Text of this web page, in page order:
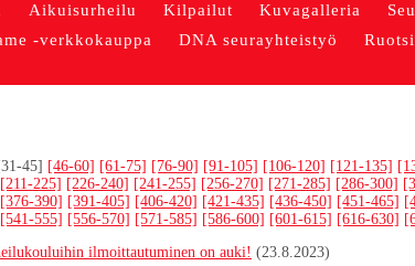
Aikuisurheilu Kilpailut Kuvagalleria
-verkkokauppa DNA seurayhteistyö
45] [46-60] [61-75] [76-90] [91-105] [106-120] [121-135]
[211-225] [226-240] [241-255] [256-270] [271-285] [286-300]
[376-390] [391-405] [406-420] [421-435] [436-450] [451-465]
[541-555] [556-570] [571-585] [586-600] [601-615] [616-630]
ilmoittautuminen on auki! (23.8.2023)